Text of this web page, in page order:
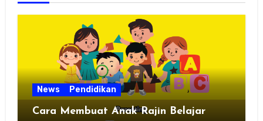
News Pendidikan
Cara Membuat Anak Rajin Belajar